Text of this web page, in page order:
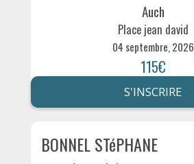
Auch
Place jean david
04 septembre, 2026
115€
S'INSCRIRE
BONNEL STéPHANE